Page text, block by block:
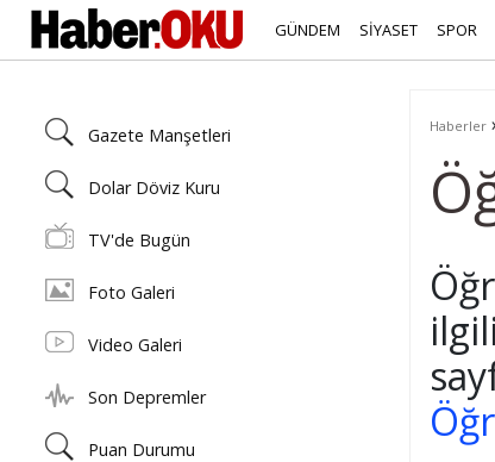
GÜNDEM SİYASET SPOR
Haberler›
Gazete Manşetleri
Dolar Döviz Kuru
TV'de Bugün
Foto Galeri
Video Galeri
Son Depremler
Puan Durumu